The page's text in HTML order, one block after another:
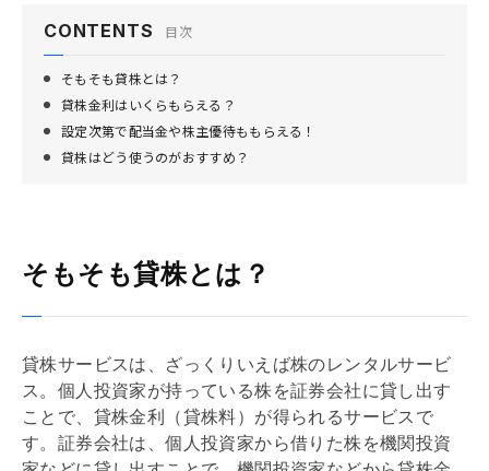
CONTENTS 目次
そもそも貸株とは？
貸株金利はいくらもらえる？
設定次第で配当金や株主優待ももらえる！
貸株はどう使うのがおすすめ？
そもそも貸株とは？
貸株サービスは、ざっくりいえば株のレンタルサービ
ス。個人投資家が持っている株を証券会社に貸し出す
ことで、貸株金利（貸株料）が得られるサービスで
す。証券会社は、個人投資家から借りた株を機関投資